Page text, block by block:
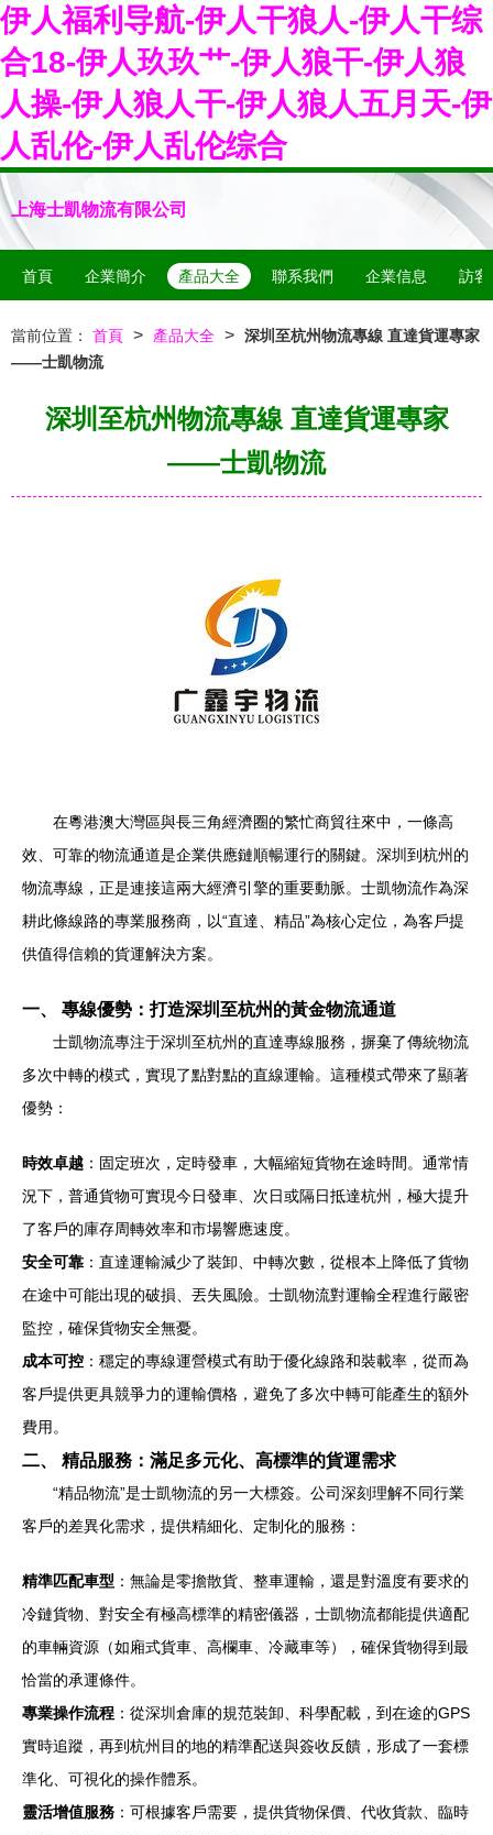
伊人福利导航-伊人干狼人-伊人干综
合18-伊人玖玖艹-伊人狼干-伊人狼
人操-伊人狼人干-伊人狼人五月天-伊
人乱伦-伊人乱伦综合
上海士凱物流有限公司
首頁 企業簡介 產品大全 聯系我們 企業信息 訪客
當前位置： 首頁 > 產品大全 > 深圳至杭州物流專線 直達貨運專家
——士凱物流
深圳至杭州物流專線 直達貨運專家
——士凱物流
在粵港澳大灣區與長三角經濟圈的繁忙商貿往來中，一條高
效、可靠的物流通道是企業供應鏈順暢運行的關鍵。深圳到杭州的
物流專線，正是連接這兩大經濟引擎的重要動脈。士凱物流作為深
耕此條線路的專業服務商，以“直達、精品”為核心定位，為客戶提
供值得信賴的貨運解決方案。
一、 專線優勢：打造深圳至杭州的黃金物流通道
士凱物流專注于深圳至杭州的直達專線服務，摒棄了傳統物流
多次中轉的模式，實現了點對點的直線運輸。這種模式帶來了顯著
優勢：
時效卓越 ：固定班次，定時發車，大幅縮短貨物在途時間。通常情
況下，普通貨物可實現今日發車、次日或隔日抵達杭州，極大提升
了客戶的庫存周轉效率和市場響應速度。
安全可靠 ：直達運輸減少了裝卸、中轉次數，從根本上降低了貨物
在途中可能出現的破損、丟失風險。士凱物流對運輸全程進行嚴密
監控，確保貨物安全無憂。
成本可控 ：穩定的專線運營模式有助于優化線路和裝載率，從而為
客戶提供更具競爭力的運輸價格，避免了多次中轉可能產生的額外
費用。
二、 精品服務：滿足多元化、高標準的貨運需求
“精品物流”是士凱物流的另一大標簽。公司深刻理解不同行業
客戶的差異化需求，提供精細化、定制化的服務：
精準匹配車型 ：無論是零擔散貨、整車運輸，還是對溫度有要求的
冷鏈貨物、對安全有極高標準的精密儀器，士凱物流都能提供適配
的車輛資源（如廂式貨車、高欄車、冷藏車等），確保貨物得到最
恰當的承運條件。
專業操作流程 ：從深圳倉庫的規范裝卸、科學配載，到在途的GPS
實時追蹤，再到杭州目的地的精準配送與簽收反饋，形成了一套標
準化、可視化的操作體系。
靈活增值服務 ：可根據客戶需要，提供貨物保價、代收貨款、臨時